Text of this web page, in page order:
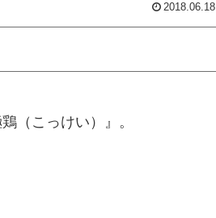
2018.06.18
（こっけい）』。